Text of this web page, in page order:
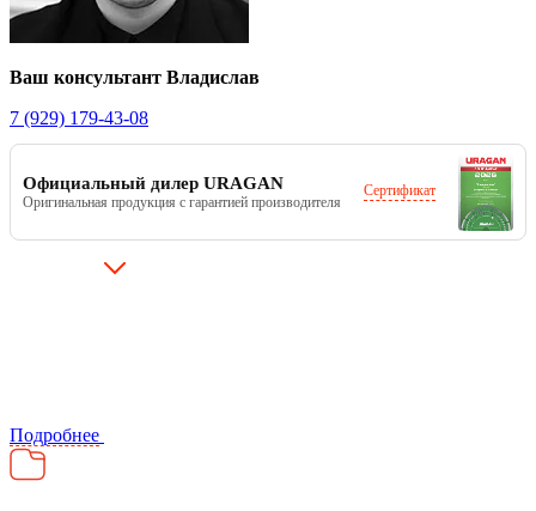
Ваш консультант Владислав
7 (929) 179-43-08
Официальный дилер URAGAN
Оригинальная продукция с гарантией производителя
Сертификат
Подробнее